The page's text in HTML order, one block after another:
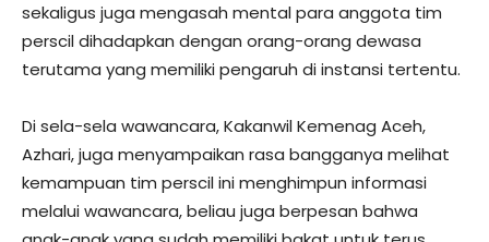
sekaligus juga mengasah mental para anggota tim
perscil dihadapkan dengan orang-orang dewasa
terutama yang memiliki pengaruh di instansi tertentu.
Di sela-sela wawancara, Kakanwil Kemenag Aceh,
Azhari, juga menyampaikan rasa bangganya melihat
kemampuan tim perscil ini menghimpun informasi
melalui wawancara, beliau juga berpesan bahwa